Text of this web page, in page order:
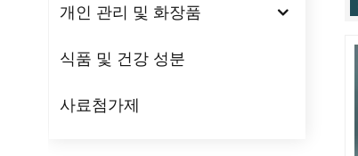
개인 관리 및 화장품
식품 및 건강 성분
사료첨가제